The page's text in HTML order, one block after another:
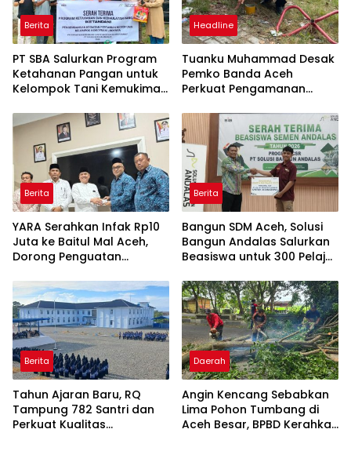
Berita
PT SBA Salurkan Program
Ketahanan Pangan untuk
Kelompok Tani Kemukiman
Headline
Tuanku Muhammad Desak
Pemko Banda Aceh
Perkuat Pengamanan
Berita
YARA Serahkan Infak Rp10
Juta ke Baitul Mal Aceh,
Dorong Penguatan
Amanah
Berita
Bangun SDM Aceh, Solusi
Bangun Andalas Salurkan
Beasiswa untuk 300 Pelajar
Berita
Tahun Ajaran Baru, RQ
Tampung 782 Santri dan
Perkuat Kualitas
Daerah
Angin Kencang Sebabkan
Lima Pohon Tumbang di
Aceh Besar, BPBD Kerahkan